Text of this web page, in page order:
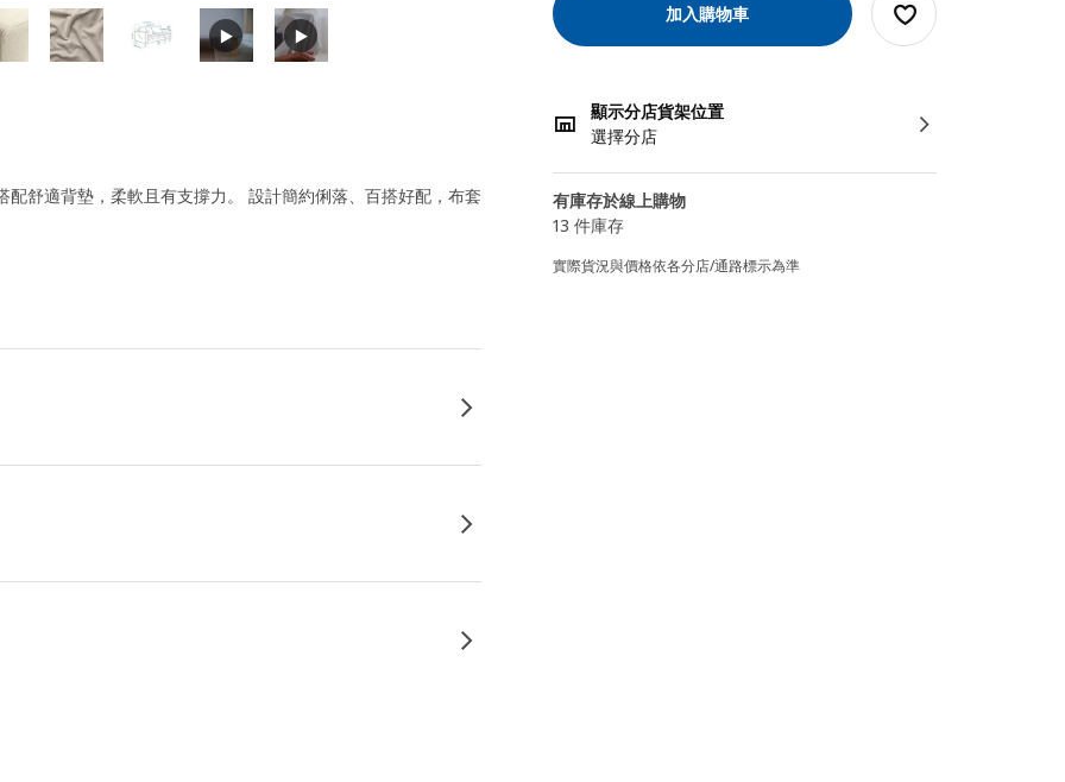
加入購物車
顯示分店貨架位置
選擇分店
有庫存於線上購物
13 件庫存
實際貨況與價格依各分店/通路標示為準
舒適背墊，柔軟且有支撐力。 設計簡約俐落、百搭好配，布套